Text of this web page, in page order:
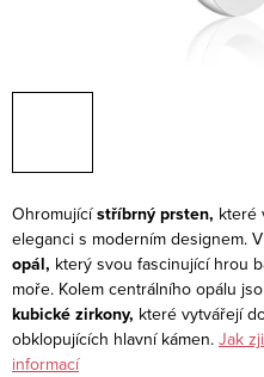
Ohromujícístříbrný prsten, které
eleganci s moderním designem.
opál, který svou fascinující hrou
moře. Kolem centrálního opálu
kubické zirkony, které vytvářejí
obklopujících hlavní kámen. Jak
informací